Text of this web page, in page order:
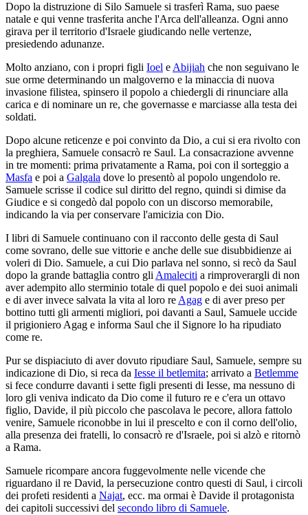
Dopo la distruzione di Silo Samuele si trasferì Rama, suo paese
natale e qui venne trasferita anche l'Arca dell'alleanza. Ogni anno
girava per il territorio d'Israele giudicando nelle vertenze,
presiedendo adunanze.
Molto anziano, con i propri figli Ioel e Abijiah che non seguivano le
sue orme determinando un malgoverno e la minaccia di nuova
invasione filistea, spinsero il popolo a chiedergli di rinunciare alla
carica e di nominare un re, che governasse e marciasse alla testa dei
soldati.
Dopo alcune reticenze e poi convinto da Dio, a cui si era rivolto con
la preghiera, Samuele consacrò re Saul. La consacrazione avvenne
in tre momenti: prima privatamente a Rama, poi con il sorteggio a
Masfa e poi a Galgala dove lo presentò al popolo ungendolo re.
Samuele scrisse il codice sul diritto del regno, quindi si dimise da
Giudice e si congedò dal popolo con un discorso memorabile,
indicando la via per conservare l'amicizia con Dio.
I libri di Samuele continuano con il racconto delle gesta di Saul
come sovrano, delle sue vittorie e anche delle sue disubbidienze ai
voleri di Dio. Samuele, a cui Dio parlava nel sonno, si recò da Saul
dopo la grande battaglia contro gli Amaleciti a rimproverargli di non
aver adempito allo sterminio totale di quel popolo e dei suoi animali
e di aver invece salvata la vita al loro re Agag e di aver preso per
bottino tutti gli armenti migliori, poi davanti a Saul, Samuele uccide
il prigioniero Agag e informa Saul che il Signore lo ha ripudiato
come re.
Pur se dispiaciuto di aver dovuto ripudiare Saul, Samuele, sempre su
indicazione di Dio, si reca da Iesse il betlemita; arrivato a Betlemme
si fece condurre davanti i sette figli presenti di Iesse, ma nessuno di
loro gli veniva indicato da Dio come il futuro re e c'era un ottavo
figlio, Davide, il più piccolo che pascolava le pecore, allora fattolo
venire, Samuele riconobbe in lui il prescelto e con il corno dell'olio,
alla presenza dei fratelli, lo consacrò re d'Israele, poi si alzò e ritornò
a Rama.
Samuele ricompare ancora fuggevolmente nelle vicende che
riguardano il re David, la persecuzione contro questi di Saul, i circoli
dei profeti residenti a Najat, ecc. ma ormai è Davide il protagonista
dei capitoli successivi del secondo libro di Samuele.